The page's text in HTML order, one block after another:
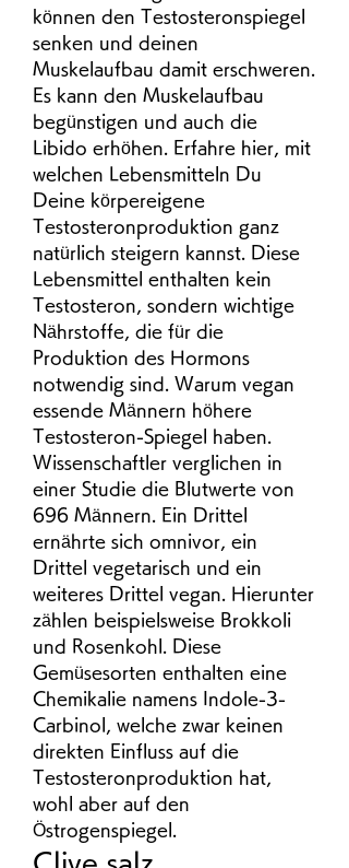
können den Testosteronspiegel
senken und deinen
Muskelaufbau damit erschweren.
Es kann den Muskelaufbau
begünstigen und auch die
Libido erhöhen. Erfahre hier, mit
welchen Lebensmitteln Du
Deine körpereigene
Testosteronproduktion ganz
natürlich steigern kannst. Diese
Lebensmittel enthalten kein
Testosteron, sondern wichtige
Nährstoffe, die für die
Produktion des Hormons
notwendig sind. Warum vegan
essende Männern höhere
Testosteron-Spiegel haben.
Wissenschaftler verglichen in
einer Studie die Blutwerte von
696 Männern. Ein Drittel
ernährte sich omnivor, ein
Drittel vegetarisch und ein
weiteres Drittel vegan. Hierunter
zählen beispielsweise Brokkoli
und Rosenkohl. Diese
Gemüsesorten enthalten eine
Chemikalie namens Indole-3-
Carbinol, welche zwar keinen
direkten Einfluss auf die
Testosteronproduktion hat,
wohl aber auf den
Östrogenspiegel.
Clive salz